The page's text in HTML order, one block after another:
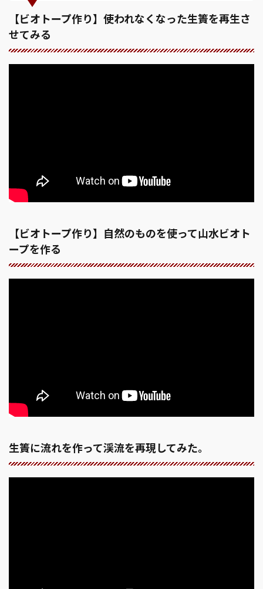
【ビオトープ作り】使われなくなった生簀を再生さ
せてみる
【ビオトープ作り】自然のものを使って山水ビオト
ープを作る
生簀に流れを作って渓流を再現してみた。